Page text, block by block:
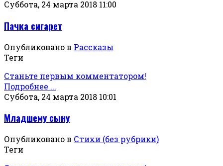
Суббота, 24 марта 2018 11:00
Пачка сигарет
Опубликовано в Рассказы
Теги
Станьте первым комментатором!
Подробнее ...
Суббота, 24 марта 2018 10:01
Младшему сыну
Опубликовано в Стихи (без рубрики)
Теги